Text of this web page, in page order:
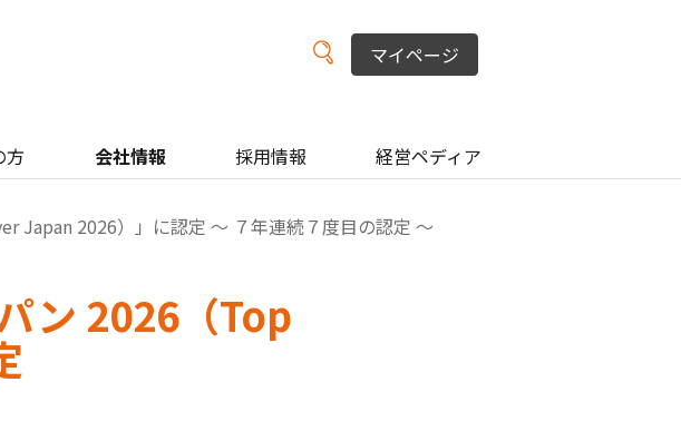
方 会社情報 採用情報 経営ペディア
マイページ
Japan 2026）」に認定 ～ ７年連続７度目の認定 ～
ン 2026（Top